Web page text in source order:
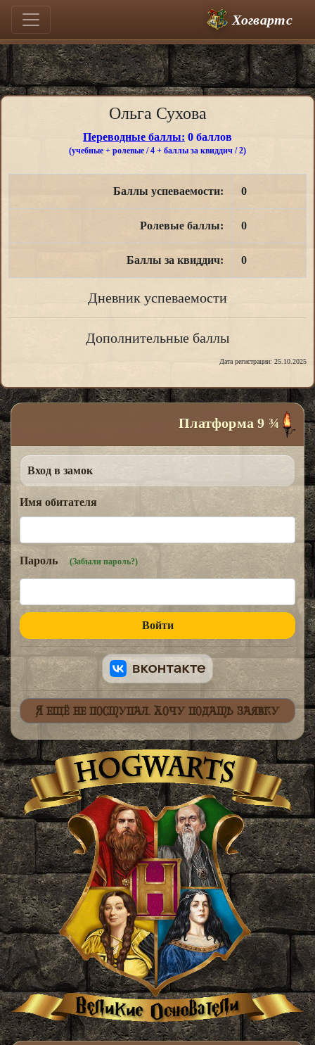
Хогвартс
Ольга Сухова
Переводные баллы: 0 баллов
(учебные + ролевые / 4 + баллы за квиддич / 2)
Баллы успеваемости: 0
Ролевые баллы: 0
Баллы за квиддич: 0
Дневник успеваемости
Дополнительные баллы
Дата регистрации: 25.10.2025
Платформа 9 ¾
Вход в замок
Имя обитателя
Пароль (Забыли пароль?)
Я ещё не поступал. Хочу подать заявку